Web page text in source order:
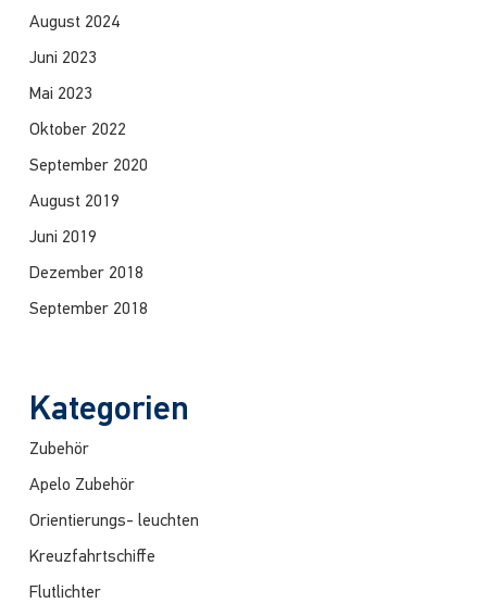
August 2024
Juni 2023
Mai 2023
Oktober 2022
September 2020
August 2019
Juni 2019
Dezember 2018
September 2018
Kategorien
Zubehör
Apelo Zubehör
Orientierungs- leuchten
Kreuzfahrtschiffe
Flutlichter